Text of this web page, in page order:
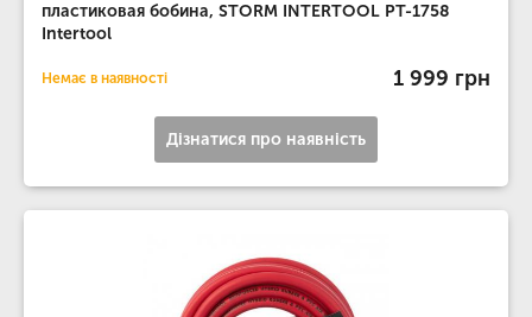
пластиковая бобина, STORM INTERTOOL PT-1758
Intertool
Немає в наявності 1 999 грн
Дізнатися про наявність